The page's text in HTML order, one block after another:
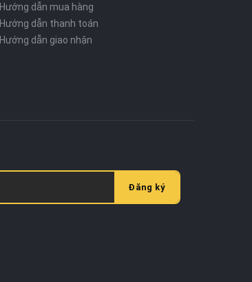
Hướng dẫn mua hàng
Hướng dẫn thanh toán
Hướng dẫn giao nhận
Đăng ký